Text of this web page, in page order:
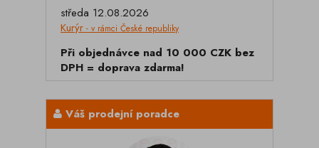
středa 12.08.2026
Kurýr - v rámci České republiky
Při objednávce nad 10 000 CZK bez
DPH = doprava zdarma!
Váš prodejní poradce